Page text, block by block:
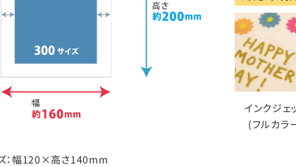
：幅120×高さ140mm
インクジェ
(フルカラ